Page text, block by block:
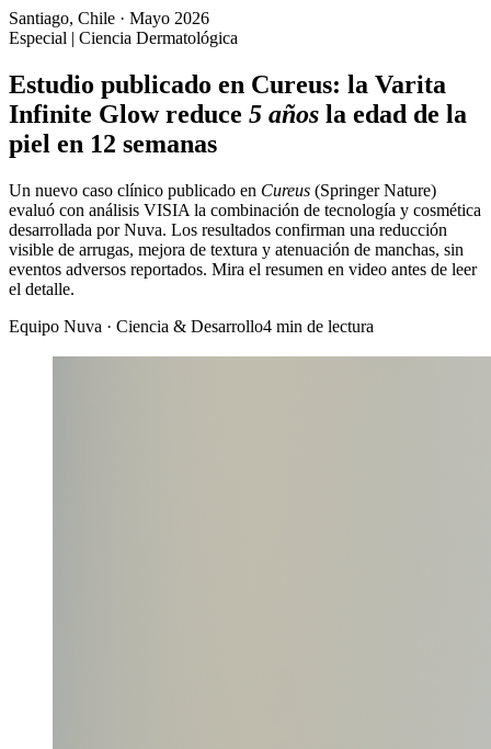
Santiago, Chile · Mayo 2026
Especial | Ciencia Dermatológica
Estudio publicado en Cureus: la Varita
Infinite Glow reduce 5 años la edad de la
piel en 12 semanas
Un nuevo caso clínico publicado en Cureus (Springer Nature)
evaluó con análisis VISIA la combinación de tecnología y cosmética
desarrollada por Nuva. Los resultados confirman una reducción
visible de arrugas, mejora de textura y atenuación de manchas, sin
eventos adversos reportados. Mira el resumen en video antes de leer
el detalle.
Equipo Nuva · Ciencia & Desarrollo4 min de lectura